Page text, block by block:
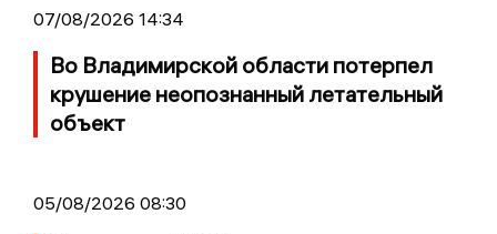
07/08/2026 14:34
Во Владимирской области потерпел
крушение неопознанный летательный
объект
05/08/2026 08:30